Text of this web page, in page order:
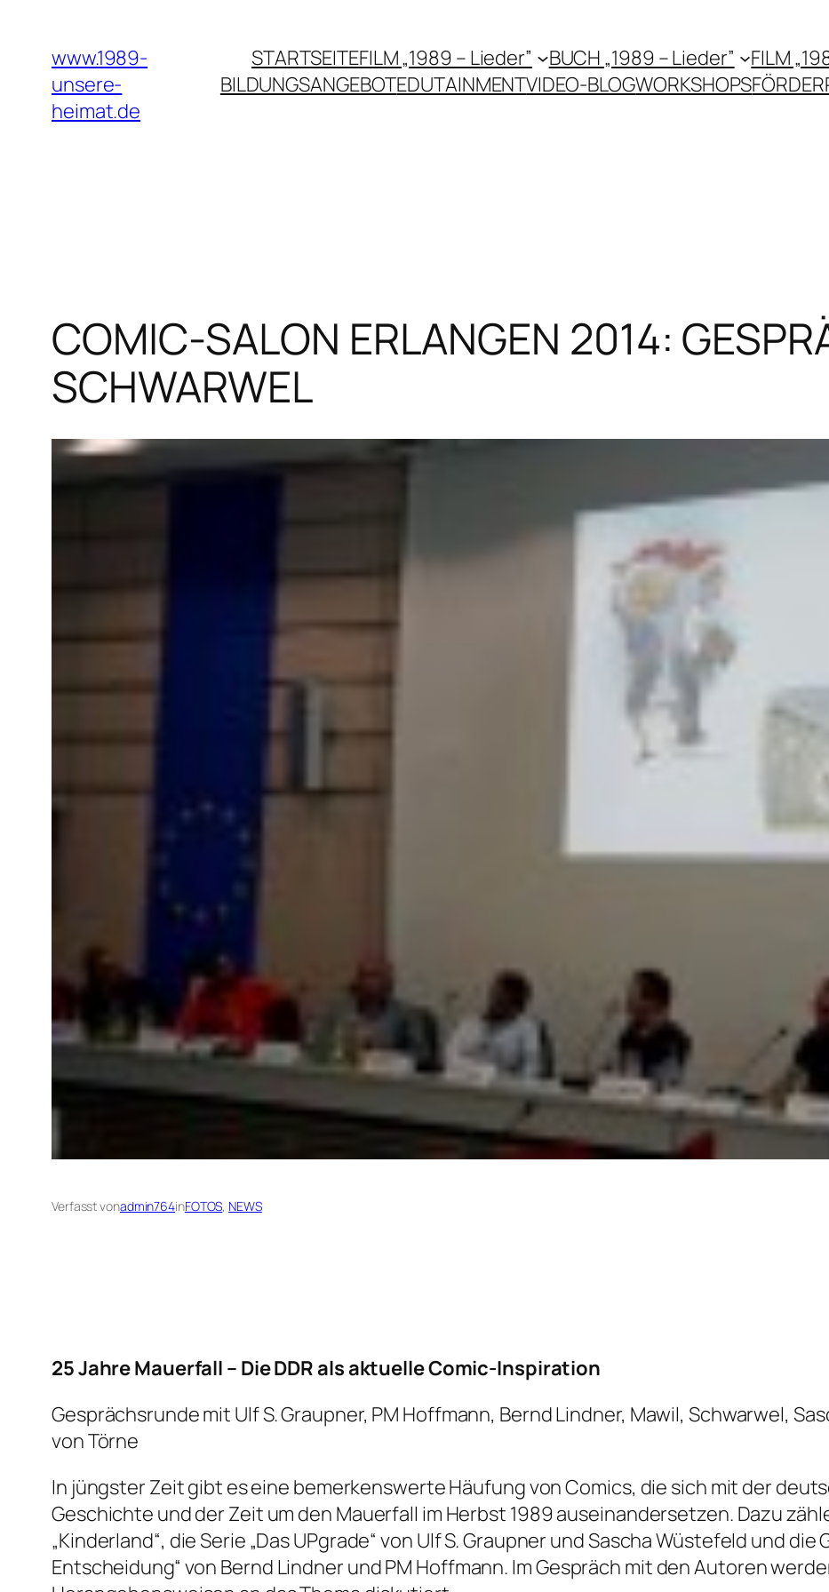
springen
www.1989-
unsere-
heimat.de
STARTSEITEFILM „1989 – Lieder” BUCH „1989 – Lieder” FILM
BILDUNGSANGEBOTEDUTAINMENTVIDEO-BLOGWORKSHOPS
COMIC-SALON ERLANGEN 2014:
SCHWARWEL
Verfasst vonadmin764inFOTOS, NEWS
25 Jahre Mauerfall – Die DDR als aktuelle Comic-Inspiration
Gesprächsrunde mit Ulf S. Graupner, PM Hoffmann, Bernd Lindner, Mawil, Schwarwel,
von Törne
In jüngster Zeit gibt es eine bemerkenswerte Häufung von Comics, die sich mit der
Geschichte und der Zeit um den Mauerfall im Herbst 1989 auseinandersetzen. Dazu
„Kinderland“, die Serie „Das UPgrade“ von Ulf S. Graupner und Sascha Wüstefeld und die
Entscheidung“ von Bernd Lindner und PM Hoffmann. Im Gespräch mit den Autoren